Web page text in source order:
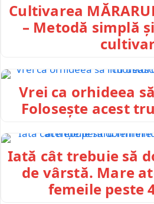
Cultivarea
– Metodă simplă
Vrei ca orhideea
Folosește acest
Iată cât trebuie să
de vârstă. Mare
femeile peste